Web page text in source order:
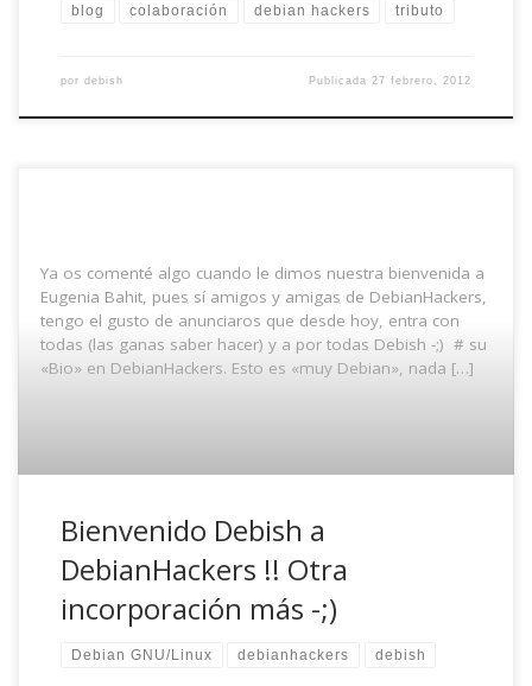
blog colaboración debian hackers tributo
por debish Publicada 27 febrero, 2012
Ya os comenté algo cuando le dimos nuestra bienvenida a
Eugenia Bahit, pues sí amigos y amigas de DebianHackers,
tengo el gusto de anunciaros que desde hoy, entra con
todas (las ganas saber hacer) y a por todas Debish -;) # su
«Bio» en DebianHackers. Esto es «muy Debian», nada […]
Bienvenido Debish a
DebianHackers !! Otra
incorporación más -;)
Debian GNU/Linux debianhackers debish